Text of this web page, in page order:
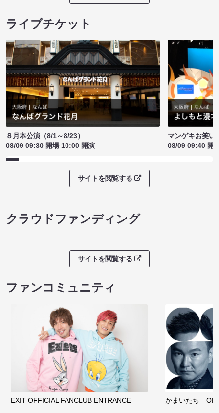
ライブチケット
８月本公演（8/1～8/23）
08/09 09:30 開場 10:00 開演
マンゲキお笑い
08/09 09:40 開
サイトを閲覧する
クラウドファンディング
サイトを閲覧する
ファンコミュニティ
EXIT OFFICIAL FANCLUB ENTRANCE かまいたち